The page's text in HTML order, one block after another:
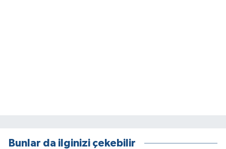
Bunlar da ilginizi çekebilir